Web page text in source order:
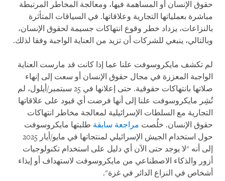
حقوق الإنسان أو المساهمة فيها، ومعالجة المخاطر المرتبطة
مباشرة بعملياتها التجارية وعلاقاتها. في السياقات المتأثرة
بالنزاعات، يزداد خطر وقوع انتهاكات جسيمة لحقوق الإنسان،
وبالتالي، ينبغي للشركات أن تزيد من العناية الواجبة وفقا لذلك.
لم تكشف مايكروسوفت علنا عما إذا كانت قد مارست العناية
الواجبة المعززة في مجال حقوق الإنسان أو سعت إلى إنهاء
صلاتها بانتهاكات حقوقية. حتى إعلانها في 25 سبتمبر/أيلول، لم
تُشِر مايكروسوفت علنا إلى أنها فرضت أي قيود على علاقاتها
التجارية مع السلطات الإسرائيلية لمعالجة مخاطر انتهاكات
حقوق الإنسان. خلُصت مراجعة سابقة طلبتها مايكروسوفت
حول استخدام الجيش الإسرائيلي لمنتجاتها في مايو/أيار 2025
إلى أنه "لا يوجد حتى الآن أي دليل على استخدام تكنولوجيات
أزور والذكاء الاصطناعي من مايكروسوفت لاستهداف أو إيذاء
أشخاص في النزاع الدائر في غزة".